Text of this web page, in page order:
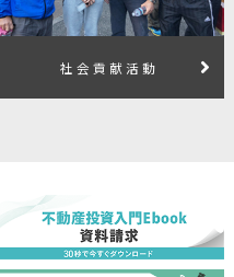
社会貢献活動